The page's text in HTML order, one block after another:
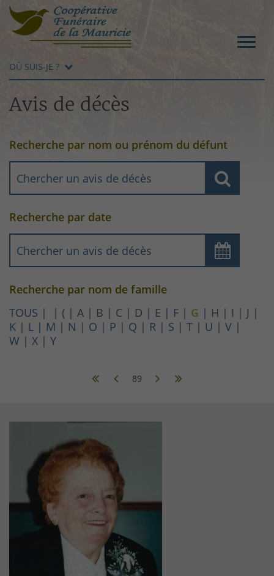
OÙ SUIS-JE ?
Avis de décès
Recherche par nom ou prénom du défunt
Recherche par date
Recherche par nom de famille
TOUS
( A B C D E F G H I
J
K
L M N O P Q R S T U
V
W
X Y
89